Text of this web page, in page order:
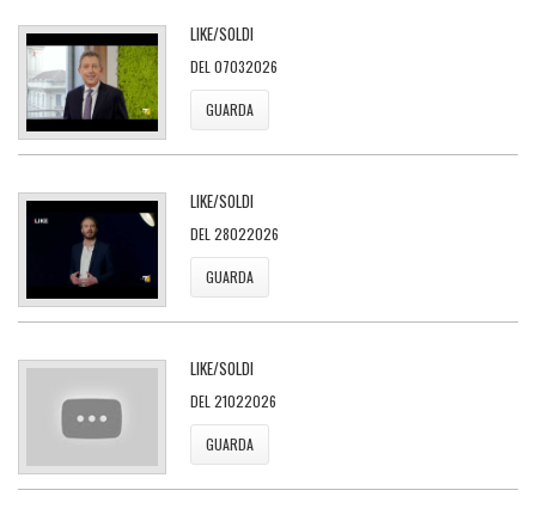
LIKE/SOLDI
DEL 07032026
GUARDA
LIKE/SOLDI
DEL 28022026
GUARDA
LIKE/SOLDI
DEL 21022026
GUARDA